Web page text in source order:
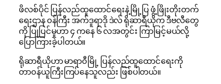
ဖိလစ်ပိုင် ပြန်လည်ထူထောင်ရေးနဲ့ မြို့ပြ ဖွံ့ဖြိုးတိုးတက်
ရေးဌာန ၀န်ကြီး အက်ဒူရာဒို ဒဲလ် ရိုဆာရီယိုက ဒီဗလီတွေ
ကို ပြုပြင်မှုဟာ ၄ ကနေ ၆ လအတွင်း ကြာမြင့်မယ်လို့
ပြောကြားခဲ့ပါတယ်။
ရိုဆာရီယိုဟာ မာရာ၀ီမြို့ ပြန်လည်ထူထောင်ရေးကို
တာ၀န်ယူကြီးကြပ်နေသူလည်း ဖြစ်ပါတယ်။